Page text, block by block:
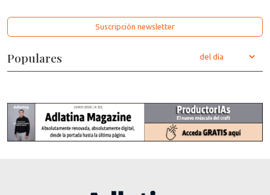
Suscripción newsletter
Populares